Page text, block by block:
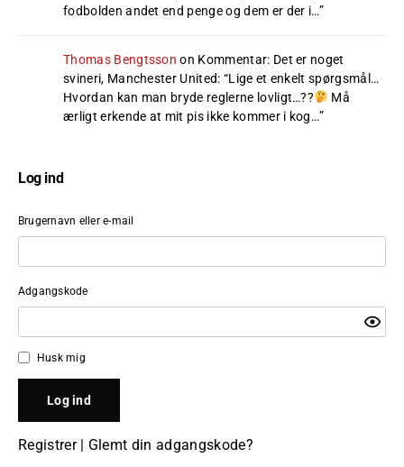
fodbolden andet end penge og dem er der i…”
Thomas Bengtsson on Kommentar: Det er noget
svineri, Manchester United: “Lige et enkelt spørgsmål…
Hvordan kan man bryde reglerne lovligt…??
Må
ærligt erkende at mit pis ikke kommer i kog…”
Log ind
Brugernavn eller e-mail
Adgangskode
Husk mig
Registrer| Glemt din adgangskode?